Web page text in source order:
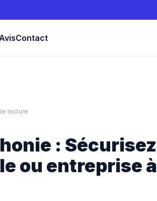
AvisContact
lecture
: Sécurisez
ou entreprise à